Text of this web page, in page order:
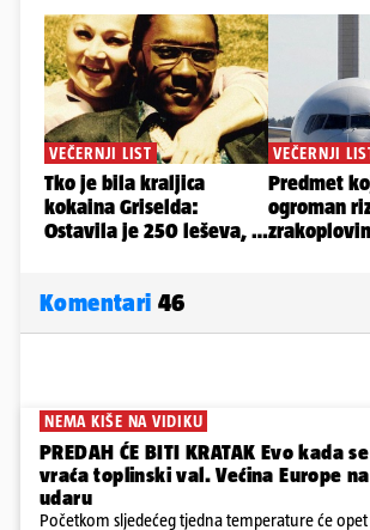
Komentari 46
NEMA KIŠE NA VIDIKU
PREDAH ĆE BITI KRATAK Evo kada se
vraća toplinski val. Većina Europe na
udaru
Početkom sljedećeg tjedna temperature će opet